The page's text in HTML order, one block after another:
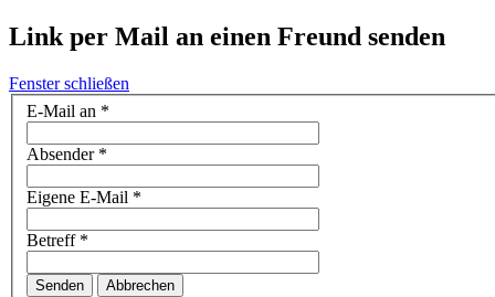
Link per Mail an einen Freund senden
Fenster schließen
E-Mail an *
Absender*
Eigene E-Mail *
Betreff*
Senden Abbrechen